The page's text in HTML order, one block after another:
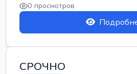
0 просмотров
СРОЧНО